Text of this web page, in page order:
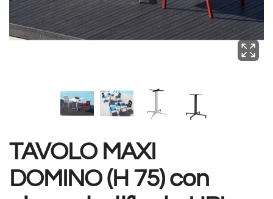
TAVOLO MAXI
DOMINO (H 75) con